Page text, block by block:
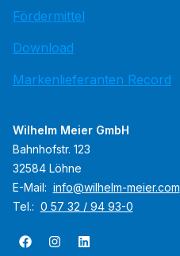
Fördermittel
Download
Markenlieferanten Record
Wilhelm Meier GmbH
Bahnhofstr. 123
32584 Löhne
E-Mail: info@wilhelm-meier.com
Tel.: 0 57 32 / 94 93-0